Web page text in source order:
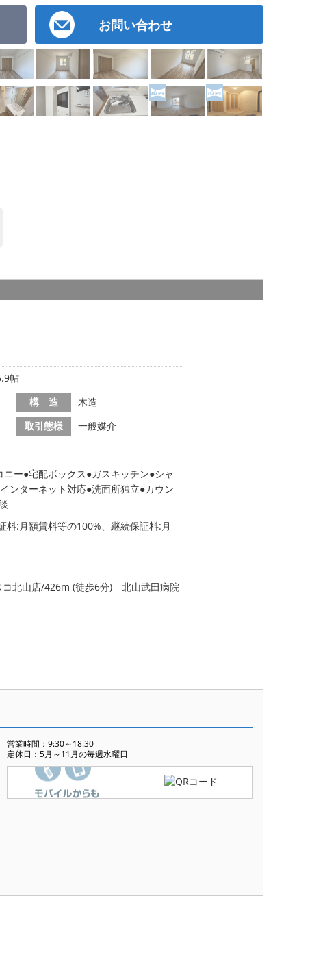
お問い合わせ
帖
構 造
木造
取引態様
一般媒介
ニー 宅配ボックス ガスキッチン シャ
インターネット対応 洗面所独立 カウン
:月額賃料等の100%、継続保証料:月
コ北山店/426m (徒歩6分)
北山武田病院
営業時間：9:30～18:30
定休日：5月～11月の毎週水曜日